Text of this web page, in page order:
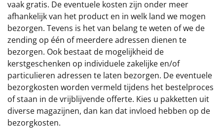
vaak gratis. De eventuele kosten zijn onder meer
afhankelijk van het product en in welk land we mogen
bezorgen. Tevens is het van belang te weten of we de
zending op één of meerdere adressen dienen te
bezorgen. Ook bestaat de mogelijkheid de
kerstgeschenken op individuele zakelijke en/of
particulieren adressen te laten bezorgen. De eventuele
bezorgkosten worden vermeld tijdens het bestelproces
of staan in de vrijblijvende offerte. Kies u pakketten uit
diverse magazijnen, dan kan dat invloed hebben op de
bezorgkosten.